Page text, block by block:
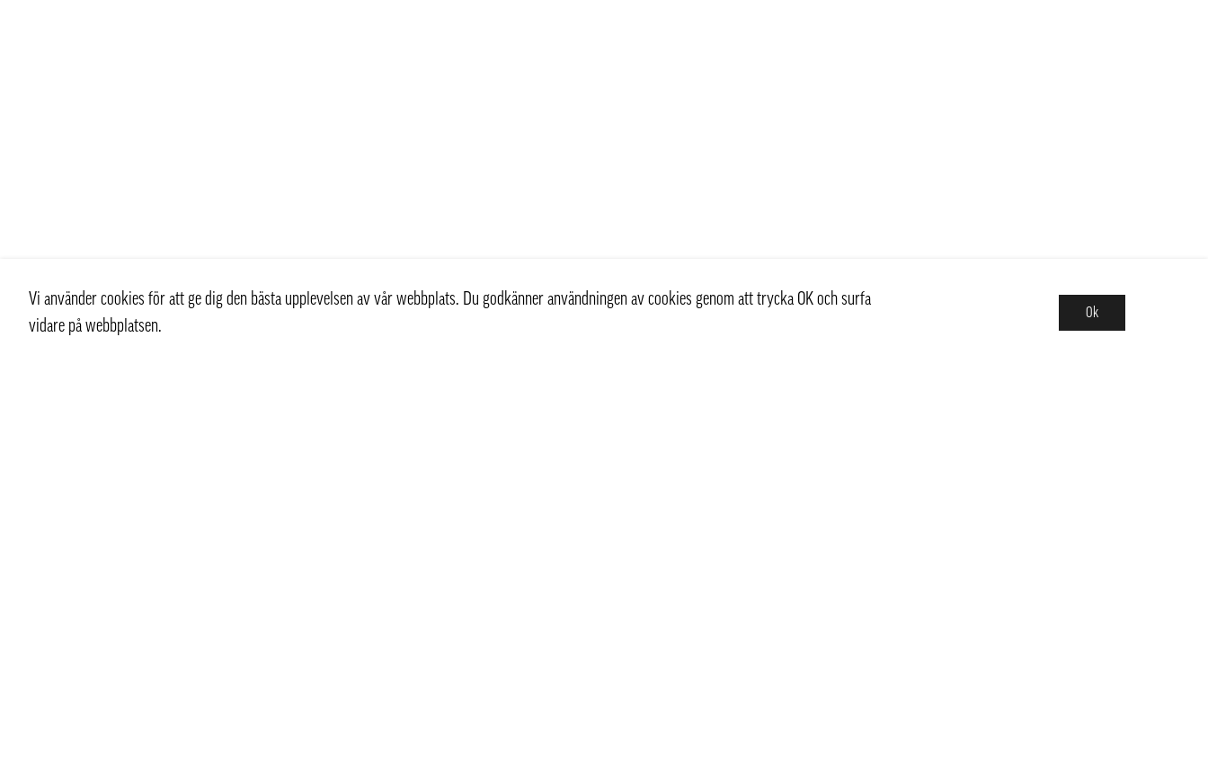
Vi använder cookies för att ge dig den bästa upplevelsen av vår webbplats. Du godkänner användningen av cookies genom att trycka OK och surfa
vidare på webbplatsen.
Ok